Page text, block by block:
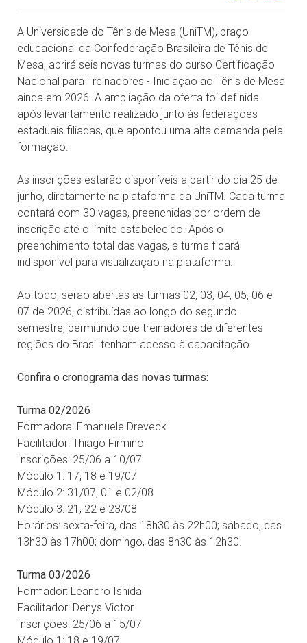
A Universidade do Tênis de Mesa (UniTM), braço
educacional da Confederação Brasileira de Tênis de
Mesa, abrirá seis novas turmas do curso Certificação
Nacional para Treinadores - Iniciação ao Tênis de Mesa
ainda em 2026. A ampliação da oferta foi definida
após levantamento realizado junto às federações
estaduais filiadas, que apontou uma alta demanda pela
formação.
As inscrições estarão disponíveis a partir do dia 25 de
junho, diretamente na plataforma da UniTM. Cada turma
contará com 30 vagas, preenchidas por ordem de
inscrição até o limite estabelecido. Após o
preenchimento total das vagas, a turma ficará
indisponível para visualização na plataforma.
Ao todo, serão abertas as turmas 02, 03, 04, 05, 06 e
07 de 2026, distribuídas ao longo do segundo
semestre, permitindo que treinadores de diferentes
regiões do Brasil tenham acesso à capacitação.
Confira o cronograma das novas turmas:
Turma 02/2026
Formadora: Emanuele Dreveck
Facilitador: Thiago Firmino
Inscrições: 25/06 a 10/07
Módulo 1: 17, 18 e 19/07
Módulo 2: 31/07, 01 e 02/08
Módulo 3: 21, 22 e 23/08
Horários: sexta-feira, das 18h30 às 22h00; sábado, das
13h30 às 17h00; domingo, das 8h30 às 12h30.
Turma 03/2026
Formador: Leandro Ishida
Facilitador: Denys Victor
Inscrições: 25/06 a 15/07
Módulo 1: 18 e 19/07